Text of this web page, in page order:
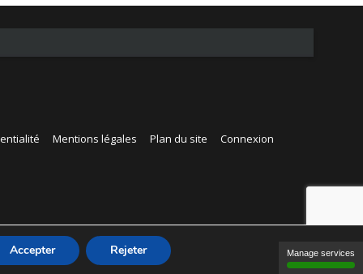
Mentions légales Plan du site Connexion
Accepter Rejeter Manage services